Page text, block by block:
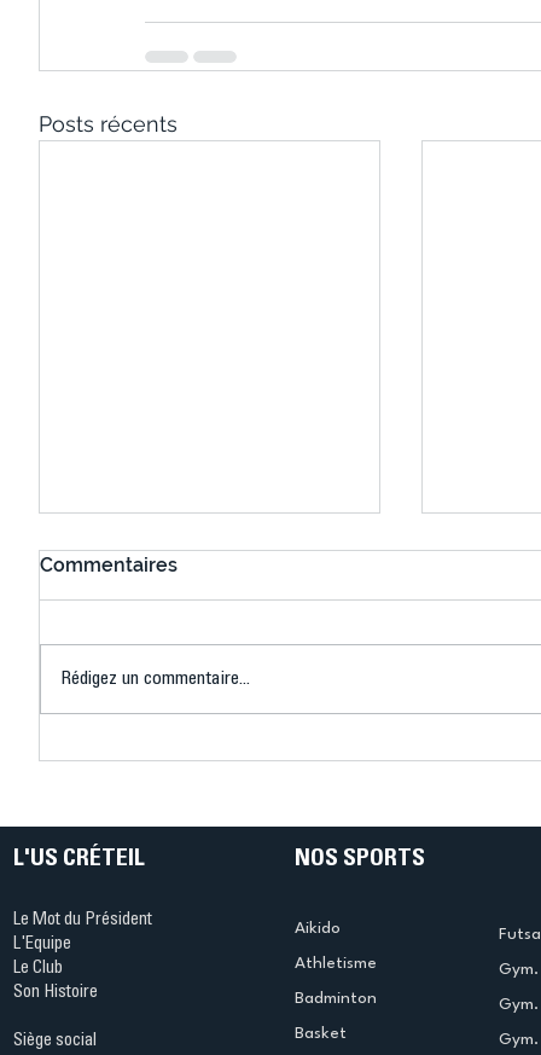
Posts récents
Commentaires
Rédigez un commentaire...
L'US CRÉTEIL
Le Mot du Président
L'Equipe
Le Club
Son Histoire
Siège social
NOS SPORTS
Aikido
Athletisme
Badminton
Basket